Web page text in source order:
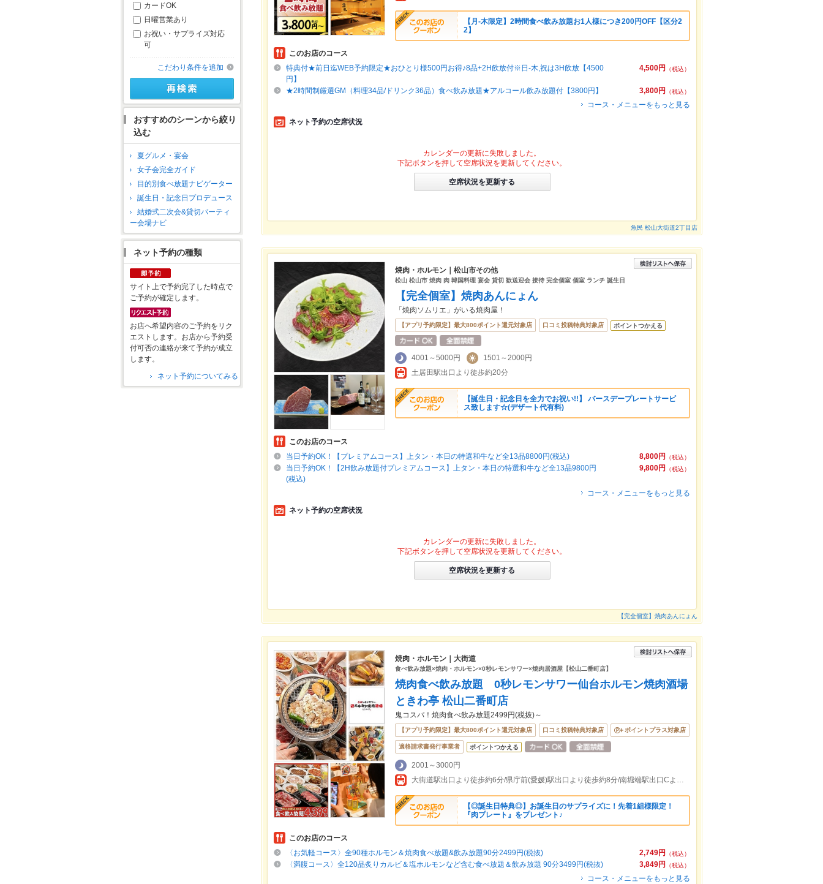
カードOK
日曜営業あり
お祝い・サプライズ対応
可
こだわり条件を追加
おすすめのシーンから絞り
込む
夏グルメ・宴会
女子会完全ガイド
目的別食べ放題ナビゲーター
誕生日・記念日プロデュース
結婚式二次会&貸切パーティ
ー会場ナビ
ネット予約の種類
サイト上で予約完了した時点で
ご予約が確定します。
お店へ希望内容のご予約をリク
エストします。お店から予約受
付可否の連絡が来て予約が成立
します。
ネット予約についてみる
【月‐木限定】2時間食べ飲み放題お1人様につき200円OFF【区分2
2】
このお店のコース
4,500円
（税込）
特典付★前日迄WEB予約限定★おひとり様500円お得♪8品+2H飲放付※日-木,祝は3H飲放【4500
円】
3,800円
（税込）
★2時間制厳選GM（料理34品/ドリンク36品）食べ飲み放題★アルコール飲み放題付【3800円】
コース・メニューをもっと見る
ネット予約の空席状況
カレンダーの更新に失敗しました。
下記ボタンを押して空席状況を更新してください。
空席状況を更新する
魚民 松山大街道2丁目店
焼肉・ホルモン｜松山市その他
松山 松山市 焼肉 肉 韓国料理 宴会 貸切 歓送迎会 接待 完全個室 個室 ランチ 誕生日
【完全個室】焼肉あんにょん
「焼肉ソムリエ」がいる焼肉屋！
【アプリ予約限定】最大800ポイント還元対象店 口コミ投稿特典対象店 ポイントつかえる
4001～5000円
1501～2000円
土居田駅出口より徒歩約20分
【誕生日・記念日を全力でお祝い!!】 バースデープレートサービ
ス致します☆(デザート代有料)
このお店のコース
8,800円
（税込）
当日予約OK！【プレミアムコース】上タン・本日の特選和牛など全13品8800円(税込)
9,800円
（税込）
当日予約OK！【2H飲み放題付プレミアムコース】上タン・本日の特選和牛など全13品9800円
(税込)
コース・メニューをもっと見る
ネット予約の空席状況
カレンダーの更新に失敗しました。
下記ボタンを押して空席状況を更新してください。
空席状況を更新する
【完全個室】焼肉あんにょん
焼肉・ホルモン｜大街道
食べ飲み放題×焼肉・ホルモン×0秒レモンサワー×焼肉居酒屋【松山二番町店】
焼肉食べ飲み放題 0秒レモンサワー仙台ホルモン焼肉酒場
ときわ亭 松山二番町店
鬼コスパ！焼肉食べ飲み放題2499円(税抜)～
【アプリ予約限定】最大800ポイント還元対象店 口コミ投稿特典対象店 ポイントプラス対象店
適格請求書発行事業者 ポイントつかえる
2001～3000円
大街道駅出口より徒歩約6分/県庁前(愛媛)駅出口より徒歩約8分/南堀端駅出口Cより徒歩約14分
【◎誕生日特典◎】お誕生日のサプライズに！先着1組様限定！
『肉プレート』をプレゼント♪
このお店のコース
2,749円
（税込）
〈お気軽コース〉全90種ホルモン＆焼肉食べ放題&飲み放題90分2499円(税抜)
3,849円
（税込）
〈満腹コース〉全120品炙りカルビ＆塩ホルモンなど含む食べ放題＆飲み放題 90分3499円(税抜)
コース・メニューをもっと見る